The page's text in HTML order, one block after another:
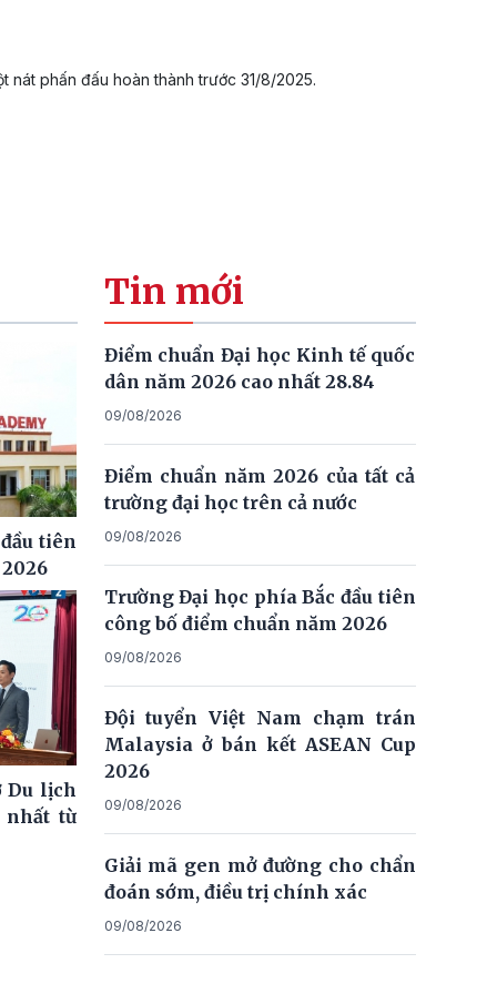
phấn đấu hoàn thành trước 31/8/2025.
tiên
Du lịch
nhất từ
Tin mới
Điểm chuẩn Đại học Kinh tế quốc
dân năm 2026 cao nhất 28.84
09/08/2026
Điểm chuẩn năm 2026 của tất cả
trường đại học trên cả nước
09/08/2026
Trường Đại học phía Bắc đầu tiên
công bố điểm chuẩn năm 2026
09/08/2026
Đội tuyển Việt Nam chạm trán
Malaysia ở bán kết ASEAN Cup
2026
09/08/2026
Giải mã gen mở đường cho chẩn
đoán sớm, điều trị chính xác
09/08/2026